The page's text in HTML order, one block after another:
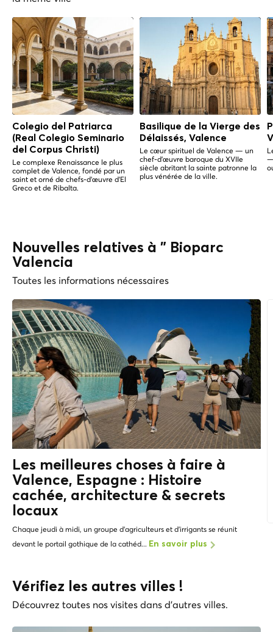
Colegio del Patriarca
(Real Colegio Seminario
del Corpus Christi)
Le complexe Renaissance le plus
complet de Valence, fondé par un
saint et orné de chefs-d'œuvre d'El
Greco et de Ribalta.
Basilique de la Vierge des
Délaissés, Valence
Le cœur spirituel de Valence — un
chef-d'œuvre baroque du XVIIe
siècle abritant la sainte patronne la
plus vénérée de la ville.
—
Nouvelles relatives à " Bioparc
Valencia
Toutes les informations nécessaires
Les meilleures choses à faire à
Valence, Espagne : Histoire
cachée, architecture & secrets
locaux
Chaque jeudi à midi, un groupe d'agriculteurs et d'irrigants se réunit
devant le portail gothique de la cathéd... En savoir plus
Vérifiez les autres villes !
Découvrez toutes nos visites dans d'autres villes.